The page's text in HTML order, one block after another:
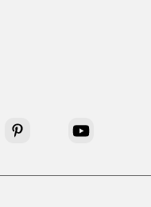
Pinterest YouTube